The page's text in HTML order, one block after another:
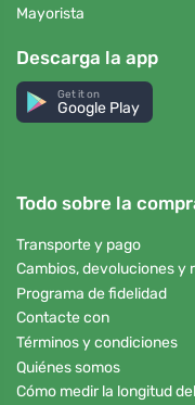
Mayorista
Descarga la app
Get it on
Google Play
Todo sobre la
Transporte y pago
Cambios, devoluciones y
Programa de fidelidad
Contacte con
Términos y condiciones
Quiénes somos
Cómo medir la longitud